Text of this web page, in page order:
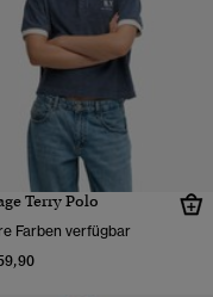
Terry Polo
Farben verfügbar